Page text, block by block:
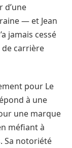
— et Jean
jamais cessé
de carrière
pour Le
à une
une marque
méfiant à
Sa notoriété